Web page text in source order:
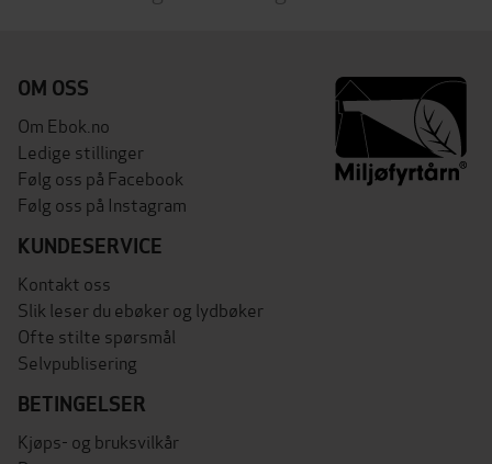
OM OSS
Om Ebok.no
Ledige stillinger
Følg oss på Facebook
Følg oss på Instagram
KUNDESERVICE
Kontakt oss
Slik leser du ebøker og lydbøker
Ofte stilte spørsmål
Selvpublisering
BETINGELSER
Kjøps- og bruksvilkår